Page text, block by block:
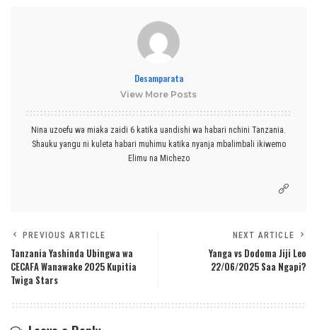
Desamparata
View More Posts
Nina uzoefu wa miaka zaidi 6 katika uandishi wa habari nchini Tanzania.
Shauku yangu ni kuleta habari muhimu katika nyanja mbalimbali ikiwemo
Elimu na Michezo
PREVIOUS ARTICLE
Tanzania Yashinda Ubingwa wa
CECAFA Wanawake 2025 Kupitia
Twiga Stars
NEXT ARTICLE
Yanga vs Dodoma Jiji Leo
22/06/2025 Saa Ngapi?